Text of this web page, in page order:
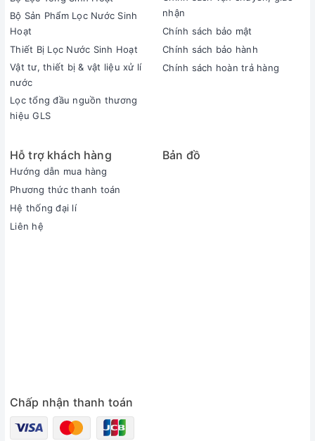
Hotline: 0325 468 588
Gmail:nguonsongxanh2023@gmail.com
Địa chỉ:Số nhà 44, ngách 26, ngõ 56 Đường Lê Quang Đạo,
Phường Phú Đô, Quận Nam Từ Liêm, Tp Hà Nội
Bộ Sản Phẩm Lọc Nước Sinh
Hoạt
Thiết Bị Lọc Nước Sinh Hoạt
Vật tư, thiết bị & vật liệu xử lí
nước
Lọc tổng đầu nguồn thương
hiệu GLS
nhận
Chính sách bảo mật
Chính sách bảo hành
Chính sách hoàn trả hàng
Hỗ trợ khách hàng
Hướng dẫn mua hàng
Phương thức thanh toán
Hệ thống đại lí
Liên hệ
Bản đồ
Chấp nhận thanh toán